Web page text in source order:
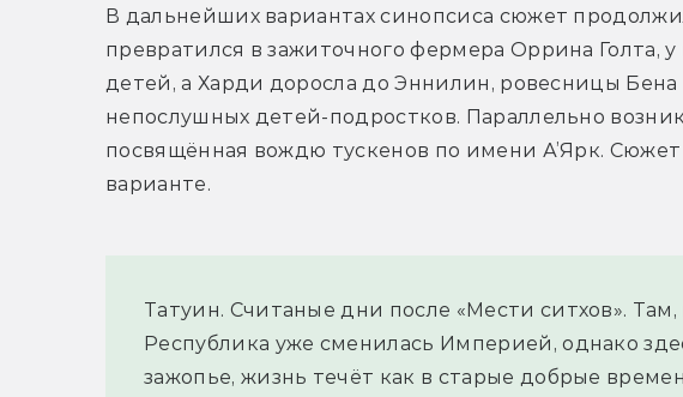
В дальнейших вариантах синопсиса сюжет
превратился в зажиточного фермера Оррина Голта, у
детей, а Харди доросла до Эннилин, ровесницы
непослушных детей-подростков. Параллельно
посвящённая вождю тускенов по имени А’Ярк.
варианте.
Татуин. Считаные дни после «Мести ситхов». Там,
Республика уже сменилась Империей, однако
зажопье, жизнь течёт как в старые добрые